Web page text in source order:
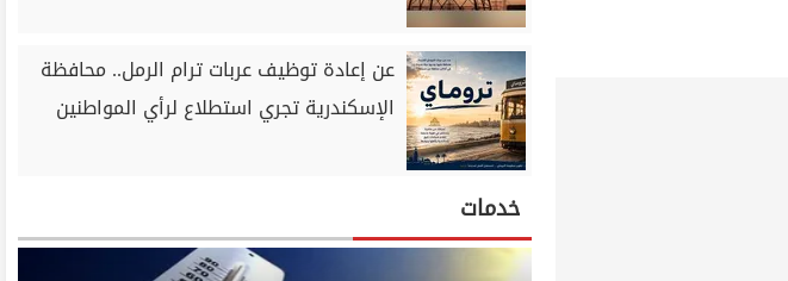
عن إعادة توظيف عربات ترام الرمل.. محافظة
الإسكندرية تجري استطلاع لرأي المواطنين
خدمات